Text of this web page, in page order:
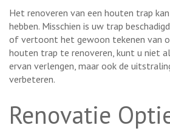
Het renoveren van een houten trap
hebben. Misschien is uw trap
of vertoont het gewoon tekenen van
houten trap te renoveren, kunt u niet
ervan verlengen, maar ook de
verbeteren.
Renovatie